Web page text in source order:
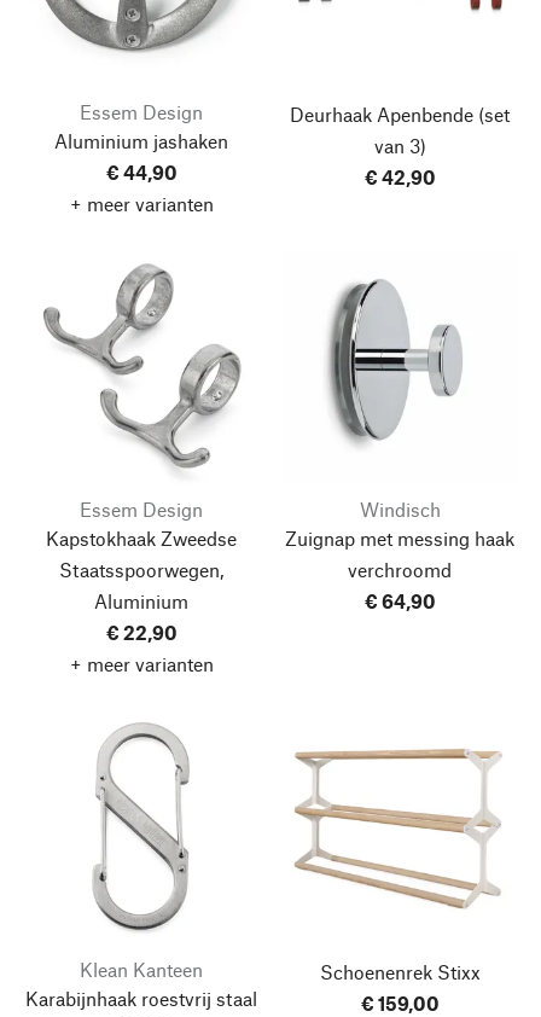
Essem Design
Aluminium jashaken
€ 44,90
+ meer varianten
Deurhaak Apenbende (set
van 3)
€ 42,90
Essem Design
Kapstokhaak Zweedse
Staatsspoorwegen,
Aluminium
€ 22,90
+ meer varianten
Windisch
Zuignap met messing haak
verchroomd
€ 64,90
Klean Kanteen
Karabijnhaak roestvrij staal
Schoenenrek Stixx
€ 159,00